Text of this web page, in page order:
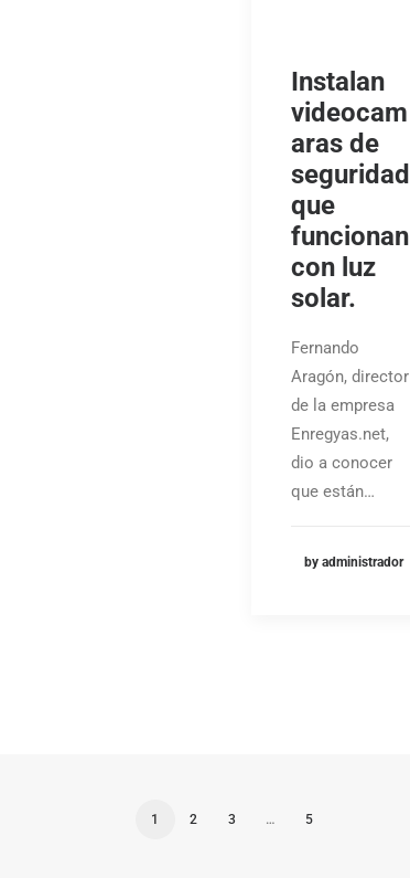
Instalan
videocam
aras de
seguridad
que
funcionan
con luz
solar.
Fernando
Aragón, director
de la empresa
Enregyas.net,
dio a conocer
que están…
by administrador
1 2 3 … 5